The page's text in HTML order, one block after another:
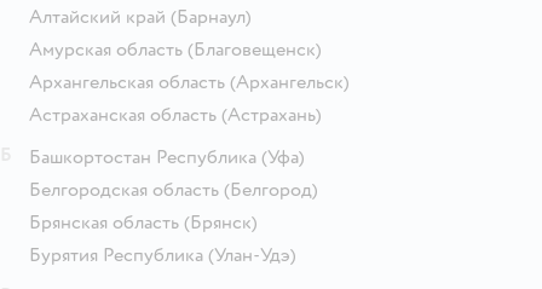
Алтайский край (Барнаул)
Амурская область (Благовещенск)
Архангельская область (Архангельск)
Астраханская область (Астрахань)
Башкортостан Республика (Уфа)
Белгородская область (Белгород)
Брянская область (Брянск)
Бурятия Республика (Улан-Удэ)